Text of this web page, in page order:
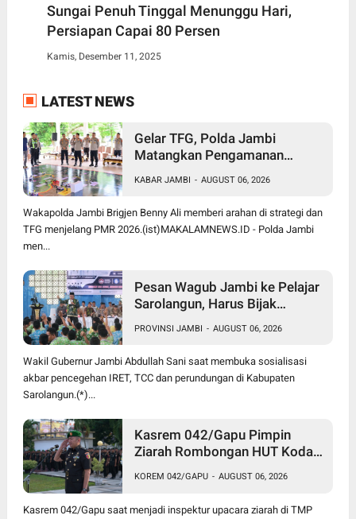
Sungai Penuh Tinggal Menunggu Hari,
Persiapan Capai 80 Persen
Kamis, Desember 11, 2025
LATEST NEWS
Gelar TFG, Polda Jambi
Matangkan Pengamanan
Libatkan 1.750 Personel
KABAR JAMBI - AUGUST 06, 2026
Wakapolda Jambi Brigjen Benny Ali memberi arahan di strategi dan
TFG menjelang PMR 2026.(ist)MAKALAMNEWS.ID - Polda Jambi
men...
Pesan Wagub Jambi ke Pelajar
Sarolangun, Harus Bijak
Radikalisme dan Perundungan
PROVINSI JAMBI - AUGUST 06, 2026
Wakil Gubernur Jambi Abdullah Sani saat membuka sosialisasi
akbar pencegehan IRET, TCC dan perundungan di Kabupaten
Sarolangun.(*)...
Kasrem 042/Gapu Pimpin
Ziarah Rombongan HUT Kodam
TMP Satria Bhakti
KOREM 042/GAPU - AUGUST 06, 2026
Kasrem 042/Gapu saat menjadi inspektur upacara ziarah di TMP